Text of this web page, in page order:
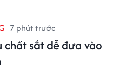
7 phút trước
sắt dễ đưa vào